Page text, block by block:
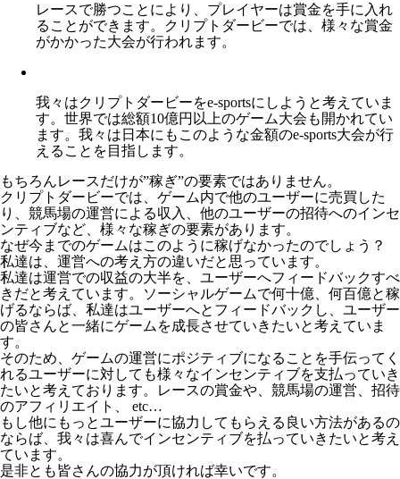
レースで勝つことにより、プレイヤーは賞金を手に入れ
ることができます。クリプトダービーでは、様々な賞金
がかかった大会が行われます。
我々はクリプトダービーをe-sportsにしようと考えていま
す。世界では総額10億円以上のゲーム大会も開かれてい
ます。我々は日本にもこのような金額のe-sports大会が行
えることを目指します。
もちろんレースだけが”稼ぎ”の要素ではありません。
クリプトダービーでは、ゲーム内で他のユーザーに売買した
り、競馬場の運営による収入、他のユーザーの招待へのインセ
ンティブなど、様々な稼ぎの要素があります。
なぜ今までのゲームはこのように稼げなかったのでしょう？
私達は、運営への考え方の違いだと思っています。
私達は運営での収益の大半を、ユーザーへフィードバックすべ
きだと考えています。ソーシャルゲームで何十億、何百億と稼
げるならば、私達はユーザーへとフィードバックし、ユーザー
の皆さんと一緒にゲームを成長させていきたいと考えていま
す。
そのため、ゲームの運営にポジティブになることを手伝ってく
れるユーザーに対しても様々なインセンティブを支払っていき
たいと考えております。レースの賞金や、競馬場の運営、招待
のアフィリエイト、 etc…
もし他にもっとユーザーに協力してもらえる良い方法があるの
ならば、我々は喜んでインセンティブを払っていきたいと考え
ています。
是非とも皆さんの協力が頂ければ幸いです。